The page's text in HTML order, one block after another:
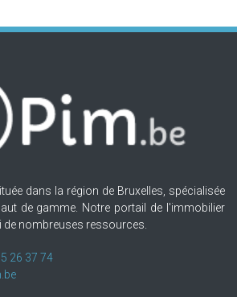
dans la région de Bruxelles, spécialisée
de gamme. Notre portail de l'immobilier
nombreuses ressources.
26 37 74